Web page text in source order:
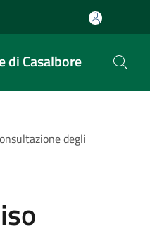
di Casalbore
degli